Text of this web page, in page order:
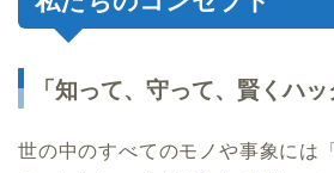
「知って、守って、賢くハッ
世の中のすべてのモノや事象には